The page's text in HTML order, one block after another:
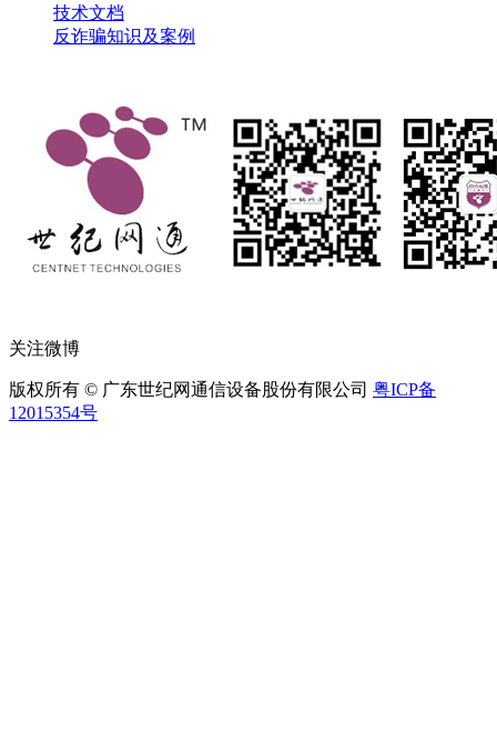
技术文档
反诈骗知识及案例
关注微博
版权所有 © 广东世纪网通信设备股份有限公司 粤ICP备
12015354号